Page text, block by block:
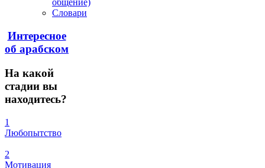
общение)
Словари
Интересное
об арабском
На какой
стадии вы
находитесь?
1
Любопытство
2
Мотивация